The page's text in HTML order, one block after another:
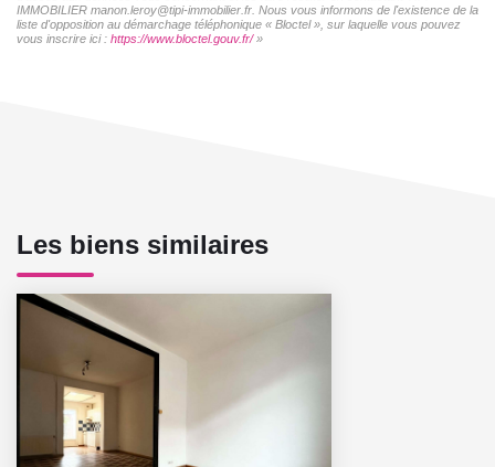
IMMOBILIER manon.leroy@tipi-immobilier.fr. Nous vous informons de l'existence de la
liste d'opposition au démarchage téléphonique « Bloctel », sur laquelle vous pouvez
vous inscrire ici : https://www.bloctel.gouv.fr/»
Les biens similaires